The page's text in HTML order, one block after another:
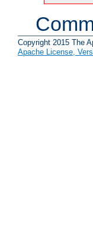
Copyright 2015 The
Apache License,